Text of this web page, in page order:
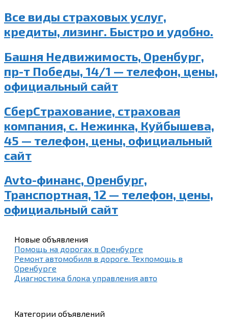
Все виды страховых услуг,
кредиты, лизинг. Быстро и удобно.
Башня Недвижимость, Оренбург,
пр-т Победы, 14/1 — телефон, цены,
официальный сайт
СберСтрахование, страховая
компания, с. Нежинка, Куйбышева,
45 — телефон, цены, официальный
сайт
Avto-финанс, Оренбург,
Транспортная, 12 — телефон, цены,
официальный сайт
Новые объявления
Помощь на дорогах в Оренбурге
Ремонт автомобиля в дороге. Техпомощь в
Оренбурге
Диагностика блока управления авто
Категории объявлений